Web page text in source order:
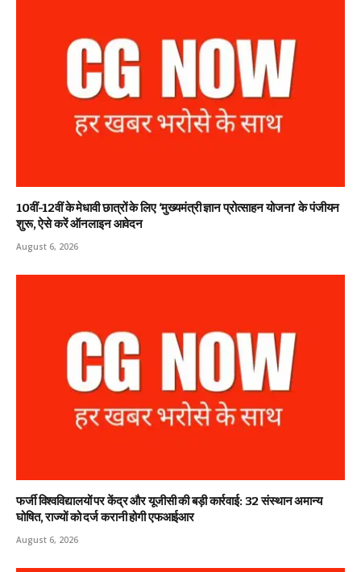
10वीं-12वीं के मेधावी छात्रों के लिए ‘मुख्यमंत्री ज्ञान प्रोत्साहन योजना’ के पंजीयन
शुरू, ऐसे करें ऑनलाइन आवेदन
August 6, 2026
फर्जी विश्वविद्यालयों पर केंद्र और यूजीसी की बड़ी कार्रवाई: 32 संस्थान अमान्य
घोषित, राज्यों को दर्ज करानी होगी एफआईआर
August 6, 2026